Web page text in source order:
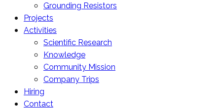
Grounding Resistors
Projects
Activities
Scientific Research
Knowledge
Community Mission
Company Trips
Hiring
Contact